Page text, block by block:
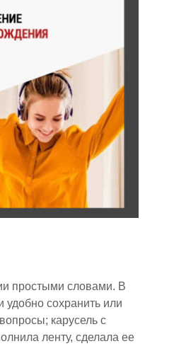
простыми словами. В
сохранить или
карусель с
ленту, сделала ее